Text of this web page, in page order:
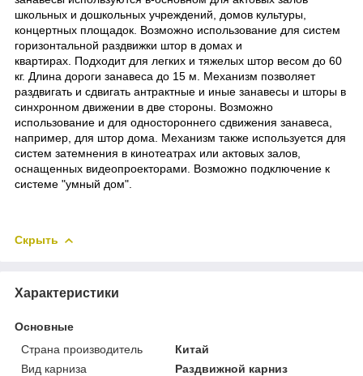
школьных и дошкольных учреждений, домов культуры,
концертных площадок. Возможно использование для систем
горизонтальной раздвижки штор в домах и
квартирах. Подходит для легких и тяжелых штор весом до 60
кг. Длина дороги занавеса до 15 м. Механизм позволяет
раздвигать и сдвигать антрактные и иные занавесы и шторы в
синхронном движении в две стороны. Возможно
использование и для одностороннего сдвижения занавеса,
например, для штор дома. Механизм также используется для
систем затемнения в кинотеатрах или актовых залов,
оснащенных видеопроекторами. Возможно подключение к
системе "умный дом".
Скрыть
Характеристики
Основные
Страна производитель
Китай
Вид карниза
Раздвижной карниз